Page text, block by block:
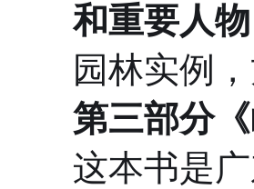
和重要人
园林实例
第三部分
这本书是